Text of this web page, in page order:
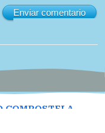
Enviar comentario
COMPOSTELA